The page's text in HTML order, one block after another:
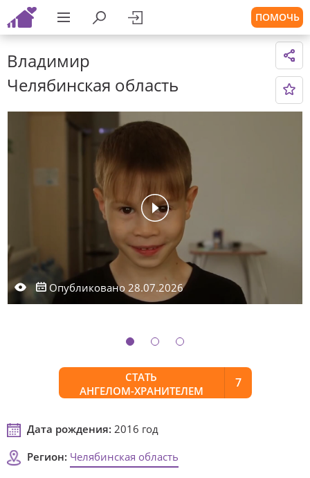
ПОМОЧЬ
Владимир
Челябинская область
Опубликовано 28.07.2026
СТАТЬ
АНГЕЛОМ-ХРАНИТЕЛЕМ
7
Дата рождения: 2016 год
Регион: Челябинская область